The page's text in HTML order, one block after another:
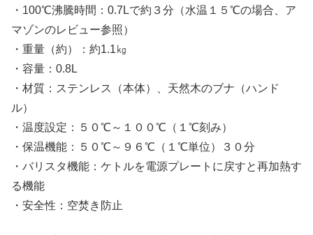
・100℃沸騰時間：0.7Lで約３分（水温１５℃の場合、ア
マゾンのレビュー参照）
・重量（約）：約1.1㎏
・容量：0.8L
・材質：ステンレス（本体）、天然木のブナ（ハンド
ル）
・温度設定：５０℃～１００℃（１℃刻み）
・保温機能：５０℃～９６℃（１℃単位）３０分
・バリスタ機能：ケトルを電源プレートに戻すと再加熱す
る機能
・安全性：空焚き防止